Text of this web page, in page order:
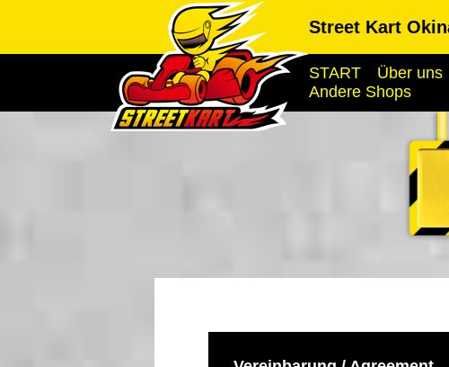
Street Kart
START Über uns
Andere Shops